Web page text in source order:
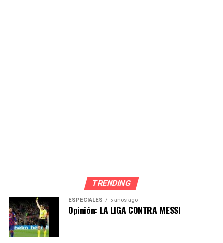
TRENDING
ESPECIALES 5 años ago
Opinión: LA LIGA CONTRA MESSI